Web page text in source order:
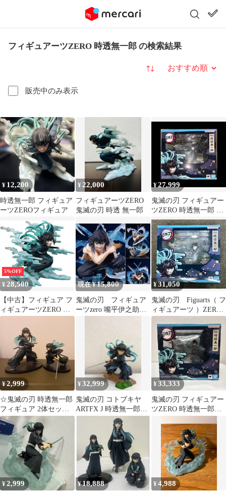
フィギュアーツZERO 時透無一郎 の検索結果
販売中のみ表示
並び替え
¥ 12,200
時透無一郎 フィギュア
ーツZEROフィギュア
¥ 22,000
フィギュアーツZERO
鬼滅の刃 時透 無一郎
¥27,999
鬼滅の刃 フィギュアー
ツZERO 時透無一郎 顔
パーツ有り
5%OFF
¥ 28,500
【中古】フィギュア フ
ィギュアーツZERO 時
透無一郎 「鬼滅の刃」
現在 ¥15,800
鬼滅の刃 フィギュア
ーツzero 嘴平伊之助
¥31,050
鬼滅の刃 Figuarts（ フ
ィギュアーツ ）ZERO
時透無一郎
¥2,999
☆鬼滅の刃 時透無一郎
フィギュア 2体セット
☆
¥32,999
鬼滅の刃 コトブキヤ
ARTFX J 時透無一郎
1/8 PVC製塗装済み完成
¥33,333
鬼滅の刃 フィギュアー
ツZERO 時透無一郎
¥2,999 ¥18,888 ¥4,988